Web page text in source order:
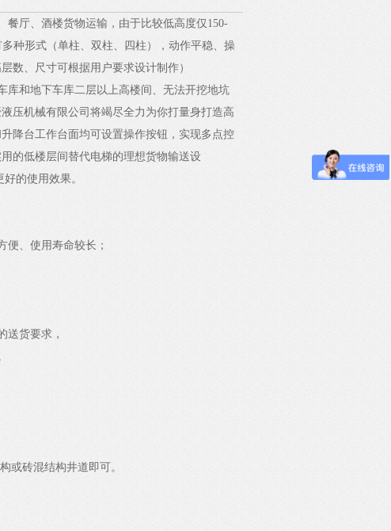
餐厅、酒楼货物运输，由于比较低高度仅 150-
种形式（单柱、双柱、四柱），动作平稳、操
数、尺寸可根据用户要求设计制作）
库和地下车库二层以上高楼间、无法开挖地坑
压机械有限公司将竭尽全力为你打量身打造高
降台工作台面均可设置操作按钮，实现多点控
的低楼层间替代电梯的理想货物输送设
的使用效果。
便、使用寿命较长；
送货要求，
或砖混结构井道即可。